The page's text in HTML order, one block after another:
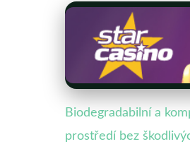
Biodegradabilní a
prostředí bez